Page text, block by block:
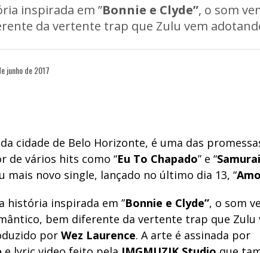
inspirada em ”Bonnie e Clyde”, o som
da vertente trap que Zulu vem
junho de 2017
cidade de Belo Horizonte, é uma das
de vários hits como “Eu To Chapado” e “Samurai
mais novo single, lançado no último dia 13, “
história inspirada em ”Bonnie e Clyde”, o som
bem diferente da vertente trap que Zulu
por Wez Laurence. A arte é assinada por